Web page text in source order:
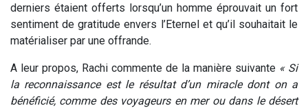
derniers étaient offerts lorsqu’un homme éprouvait un fort
sentiment de gratitude envers l’Eternel et qu’il souhaitait le
matérialiser par une offrande.
A leur propos, Rachi commente de la manière suivante « Si
la reconnaissance est le résultat d’un miracle dont on a
bénéficié, comme des voyageurs en mer ou dans le désert